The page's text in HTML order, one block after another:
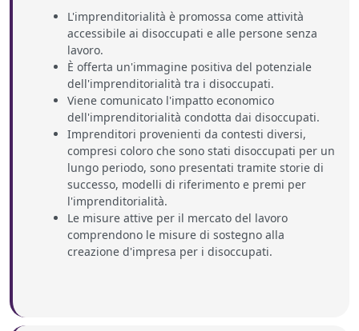
L'imprenditorialità è promossa come attività
accessibile ai disoccupati e alle persone senza
lavoro.
È offerta un'immagine positiva del potenziale
dell'imprenditorialità tra i disoccupati.
Viene comunicato l'impatto economico
dell'imprenditorialità condotta dai disoccupati.
Imprenditori provenienti da contesti diversi,
compresi coloro che sono stati disoccupati per un
lungo periodo, sono presentati tramite storie di
successo, modelli di riferimento e premi per
l'imprenditorialità.
Le misure attive per il mercato del lavoro
comprendono le misure di sostegno alla
creazione d'impresa per i disoccupati.